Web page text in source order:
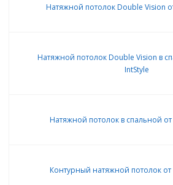
Натяжной потолок Double Vision
Натяжной потолок Double Vision в
IntStyle
Натяжной потолок в спальной от
Контурный натяжной потолок от